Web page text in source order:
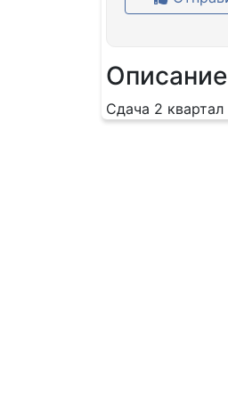
Описание
Сдача 2 квартал